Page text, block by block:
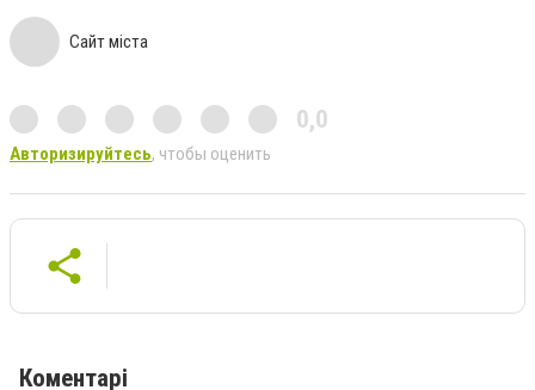
Сайт міста
0,0
Авторизируйтесь, чтобы оценить
Коментарі